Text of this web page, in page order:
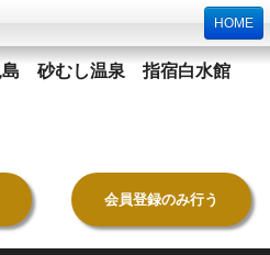
HOME
島 砂むし温泉 指宿白水館
会員登録のみ行う